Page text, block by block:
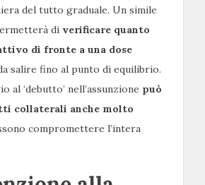
del tutto graduale. Un simile
di verificare quanto
di fronte a una dose
salire fino al punto di equilibrio.
al ‘debutto’ nell’assunzione può
collaterali anche molto
compromettere l’intera